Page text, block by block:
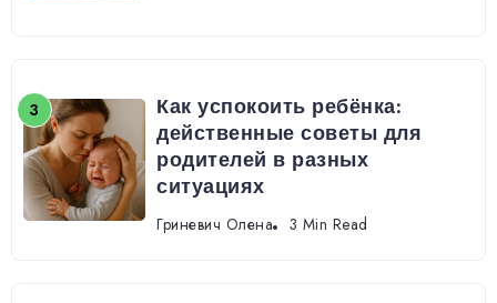
Как успокоить ребёнка:
действенные советы для
родителей в разных
ситуациях
Гриневич Олена 3 Min Read